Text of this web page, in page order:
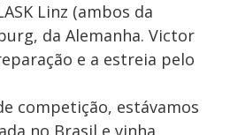
Linz (ambos da
da Alemanha. Victor
e a estreia pelo
competição, estávamos